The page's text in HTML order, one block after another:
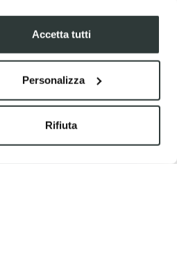
Accetta tutti
Personalizza
Rifiuta